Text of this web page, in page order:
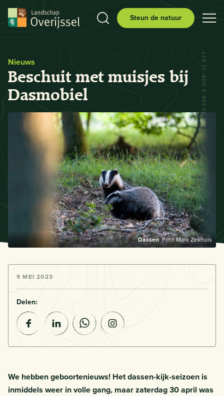
Steun de natuur
Nieuws
Beschuit met muisjes bij
Dasmobiel
DassenFoto Mark Zekhuis
N 52° 29.556' E 006° 12.077'
9 MEI 2023
Delen:
We hebben geboortenieuws! Het dassen-kijk-seizoen is
inmiddels weer in volle gang, maar zaterdag 30 april was